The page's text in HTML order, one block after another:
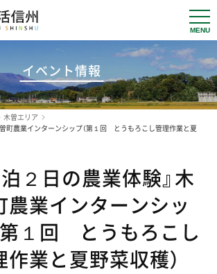
t
o
l
e
n
a
v
イベント情報
木曽エリア
曽町農業インターンシップ（第１回 とうもろこし管理作業と夏
泊２日の農業体験』木
農業インターンシッ
第１回 とうもろこし
作業と夏野菜収穫）